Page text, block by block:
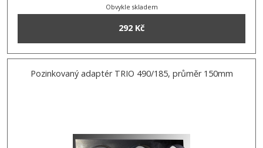
Obvykle skladem
292 Kč
Pozinkovaný adaptér TRIO 490/185, průměr 150mm